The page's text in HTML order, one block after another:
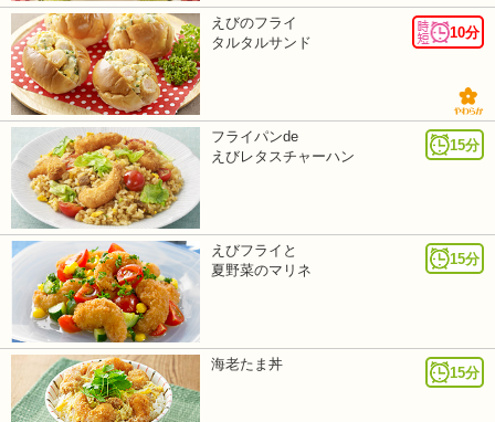
10分
えびのフライ
タルタルサンド
15分
フライパンde
えびレタスチャーハン
15分
えびフライと
夏野菜のマリネ
15分
海老たま丼